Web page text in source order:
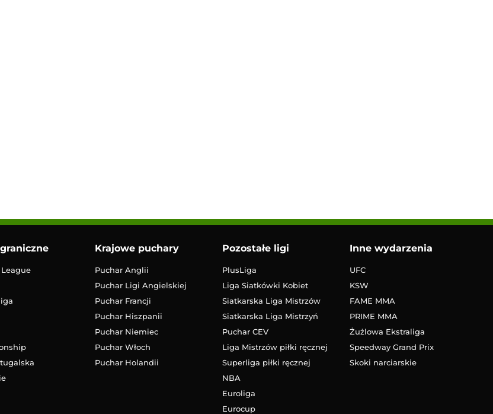
Krajowe puchary
Puchar Anglii
Puchar Ligi Angielskiej
Puchar Francji
Puchar Hiszpanii
Puchar Niemiec
Puchar Włoch
Puchar Holandii
Pozostałe ligi
PlusLiga
Liga Siatkówki Kobiet
Siatkarska Liga Mistrzów
Siatkarska Liga Mistrzyń
Puchar CEV
Liga Mistrzów piłki ręcznej
Superliga piłki ręcznej
NBA
Euroliga
Eurocup
Inne wydarzenia
UFC
KSW
FAME MMA
PRIME MMA
Żużlowa Ekstraliga
Speedway Grand Prix
Skoki narciarskie